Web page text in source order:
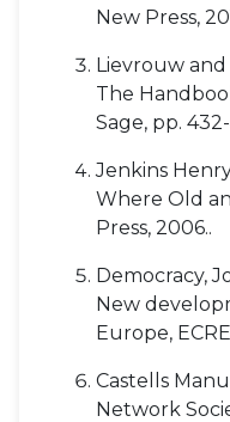
New Press,
Lievrouw and
The
Sage, pp.
Jenkins
Where Old
Press, 2006..
Democracy,
New
Europe,
Castells
Network